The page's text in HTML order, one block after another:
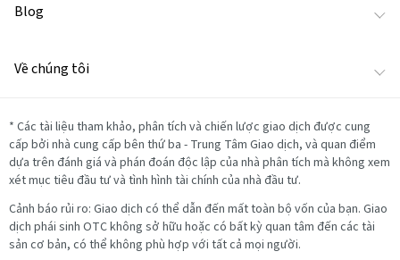
Blog
Về chúng tôi
* Các tài liệu tham khảo, phân tích và chiến lược giao dịch được cung
cấp bởi nhà cung cấp bên thứ ba - Trung Tâm Giao dịch, và quan điểm
dựa trên đánh giá và phán đoán độc lập của nhà phân tích mà không xem
xét mục tiêu đầu tư và tình hình tài chính của nhà đầu tư.
Cảnh báo rủi ro: Giao dịch có thể dẫn đến mất toàn bộ vốn của bạn. Giao
dịch phái sinh OTC không sở hữu hoặc có bất kỳ quan tâm đến các tài
sản cơ bản, có thể không phù hợp với tất cả mọi người.